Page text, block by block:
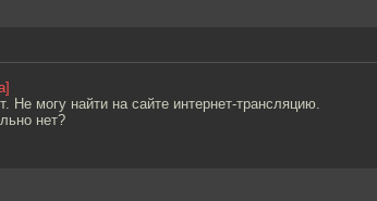
Не могу найти на сайте интернет-трансляцию.
нет?